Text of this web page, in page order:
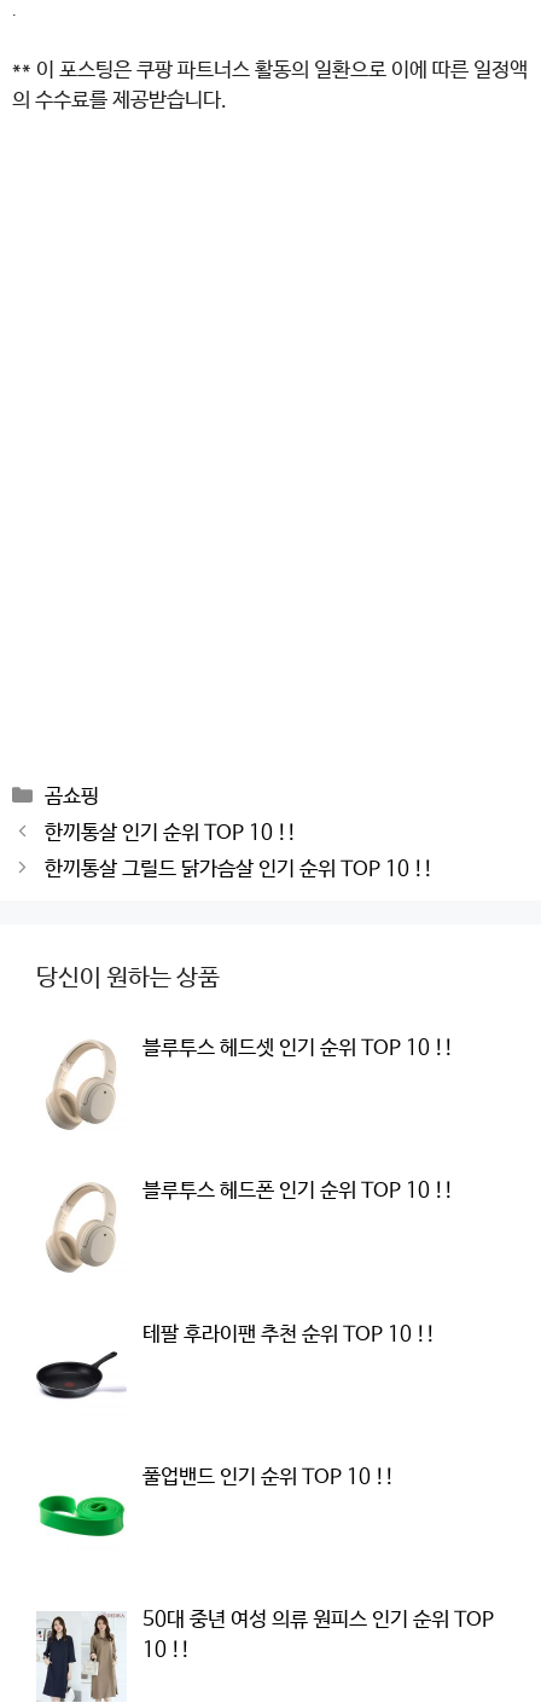
.
** 이 포스팅은 쿠팡 파트너스 활동의 일환으로 이에 따른 일정액
의 수수료를 제공받습니다.
Categories
곰쇼핑
Post
navigation
한끼통살 인기 순위 TOP 10 !!
한끼통살 그릴드 닭가슴살 인기 순위 TOP 10 !!
당신이 원하는 상품
블루투스 헤드셋 인기 순위 TOP 10 !!
블루투스 헤드폰 인기 순위 TOP 10 !!
테팔 후라이팬 추천 순위 TOP 10 !!
풀업밴드 인기 순위 TOP 10 !!
50대 중년 여성 의류 원피스 인기 순위 TOP
10 !!